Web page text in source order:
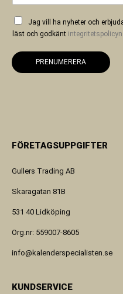
Jag vill ha nyheter och
läst och godkänt integritetspolicyn
PRENUMERERA
FÖRETAGSUPPGIFTER
Gullers Trading AB
Skaragatan 81B
531 40 Lidköping
Org.nr: 559007-8605
info@kalenderspecialisten.se
KUNDSERVICE